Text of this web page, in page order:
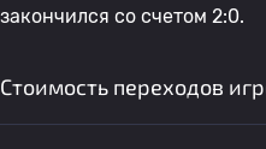
закончился со счетом 2:0.
Стоимость переходов